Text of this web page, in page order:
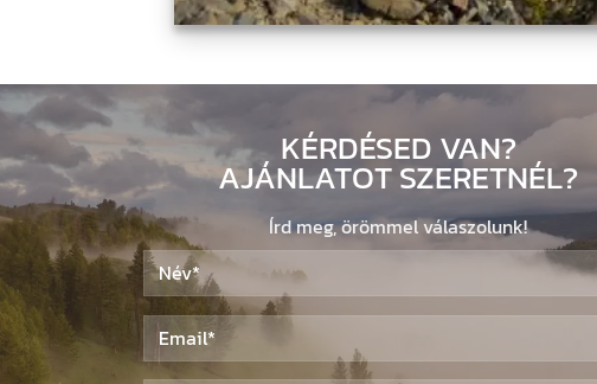
KÉRDÉSED VAN?
AJÁNLATOT SZERETNÉL?
Írd meg, örömmel válaszolunk!